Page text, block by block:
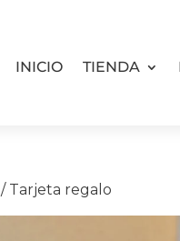
INICIO TIENDA
/ Tarjeta regalo